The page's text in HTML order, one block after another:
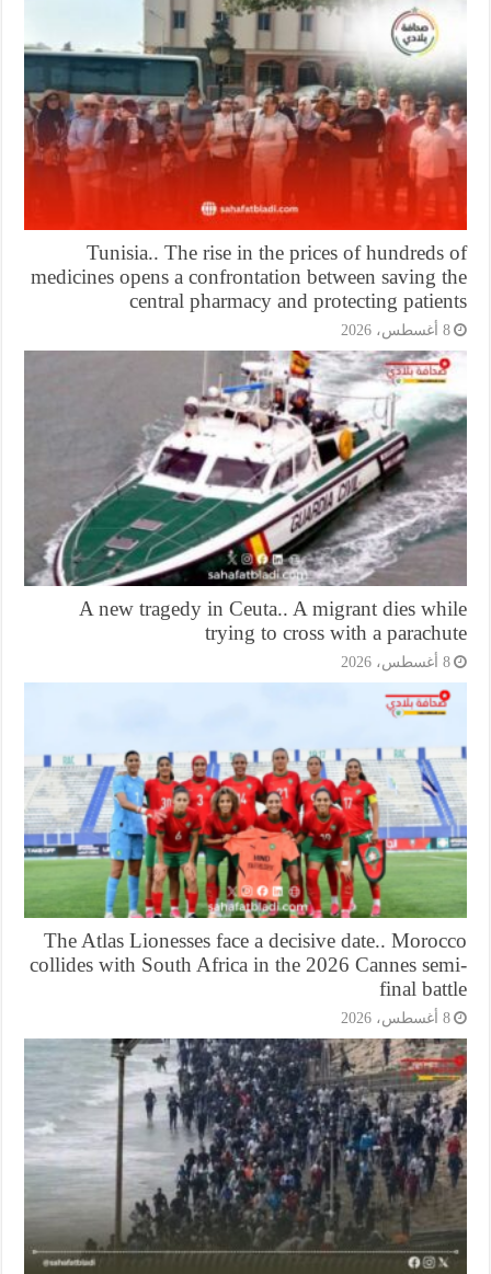
Tunisia.. The rise in the prices of
medicines opens a confrontation between saving
central pharmacy and protecting
A new tragedy in Ceuta.. A migrant dies
trying to cross with a
The Atlas Lionesses face a decisive date..
collides with South Africa in the 2026 Cannes
final